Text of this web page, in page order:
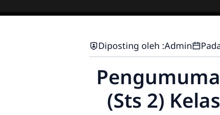
Diposting oleh :Admin
(Sts 2)